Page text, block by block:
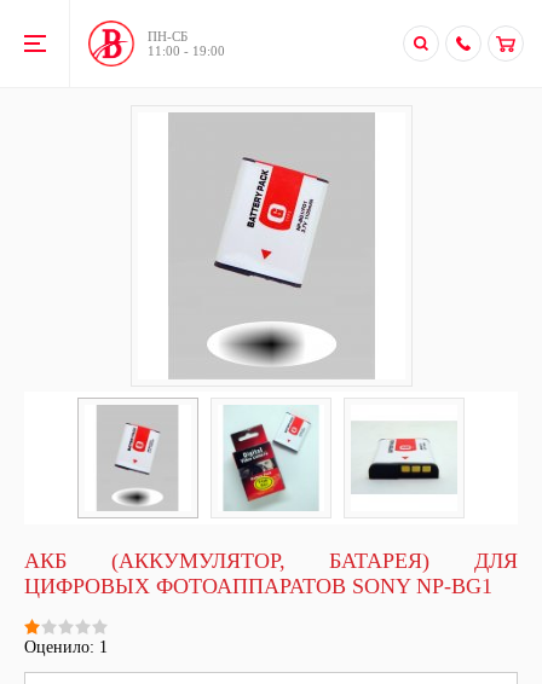
ПН-CБ
11:00 - 19:00
АКБ (АККУМУЛЯТОР, БАТАРЕЯ) ДЛЯ
ЦИФРОВЫХ ФОТОАППАРАТОВ SONY NP-BG1
Оценило: 1